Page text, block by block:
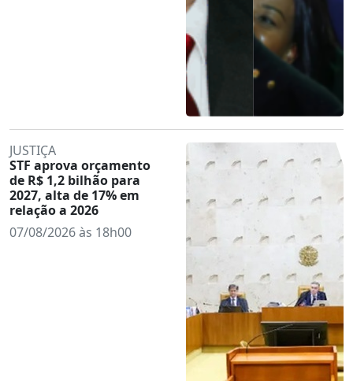
JUSTIÇA
STF aprova orçamento
de R$ 1,2 bilhão para
2027, alta de 17% em
relação a 2026
07/08/2026 às 18h00